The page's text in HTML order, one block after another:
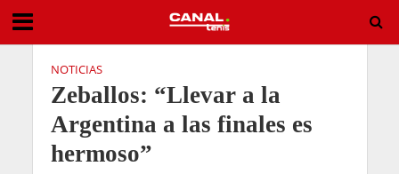
NOTICIAS
Zeballos: “Llevar a la
Argentina a las finales es
hermoso”